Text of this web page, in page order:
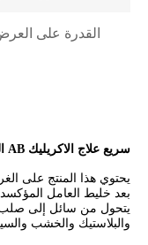
القدرة على
سريع علاج الاكريليك AB الغراء
يتحول من سائل إلى
والبلاستيك والخشب